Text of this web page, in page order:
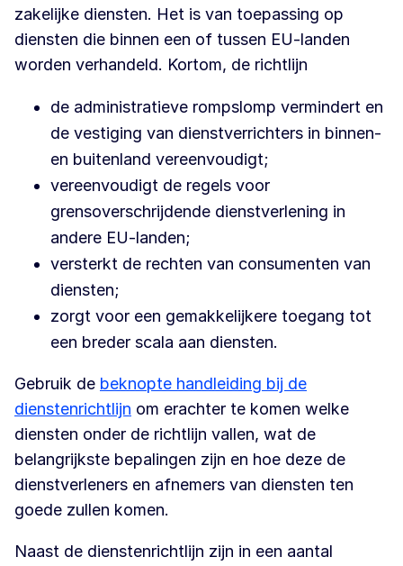
zakelijke diensten. Het is van toepassing op
diensten die binnen een of tussen EU-landen
worden verhandeld. Kortom, de richtlijn
de administratieve rompslomp vermindert en
de vestiging van dienstverrichters in binnen-
en buitenland vereenvoudigt;
vereenvoudigt de regels voor
grensoverschrijdende dienstverlening in
andere EU-landen;
versterkt de rechten van consumenten van
diensten;
zorgt voor een gemakkelijkere toegang tot
een breder scala aan diensten.
Gebruik de beknopte handleiding bij de
dienstenrichtlijn om erachter te komen welke
diensten onder de richtlijn vallen, wat de
belangrijkste bepalingen zijn en hoe deze de
dienstverleners en afnemers van diensten ten
goede zullen komen.
Naast de dienstenrichtlijn zijn in een aantal